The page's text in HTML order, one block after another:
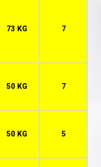
73 KG 7
50 KG 7
50 KG 5